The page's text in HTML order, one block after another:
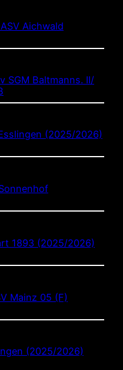
Aichwald
SGM Baltmanns. II/
(2025/2026)
1893 (2025/2026)
Mainz 05 (F)
(2025/2026)